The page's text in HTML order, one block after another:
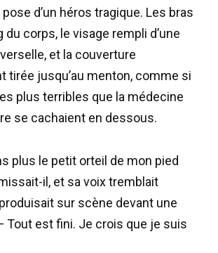
pose d’un héros tragique. Les bras
du corps, le visage rempli d’une
et la couverture
tirée jusqu’au menton, comme si
plus terribles que la médecine
se cachaient en dessous.
plus le petit orteil de mon pied
il, et sa voix tremblait
sur scène devant une
Tout est fini. Je crois que je suis